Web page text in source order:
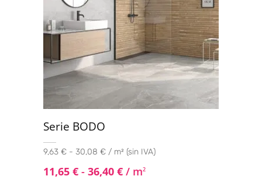
Serie BODO
9,63 € - 30,08 € / m² (sin IVA)
11,65 € - 36,40 € / m2